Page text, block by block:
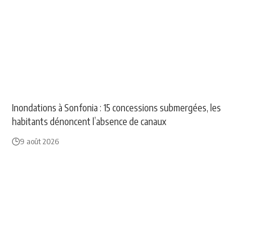
Inondations à Sonfonia : 15 concessions submergées, les
habitants dénoncent l’absence de canaux
9 août 2026